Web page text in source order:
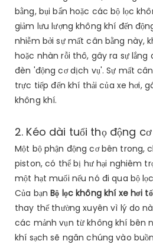
bằng, bụi bẩn hoặc các bộ lọc
giảm lưu lượng không khí đến
nhiễm bởi sự mất cân bằng này,
hoặc nhàn rỗi thô, gây ra sự lắng
đèn 'động cơ dịch vụ'. Sự mất
trực tiếp đến khí thải của xe hơi,
không khí.
2. Kéo dài tuổi thọ động cơ
Một bộ phận động cơ bên trong,
piston, có thể bị hư hại nghiêm
một hạt muối nếu nó đi qua bộ
Của bạnBộ lọc không khí xe hơi
thay thế thường xuyên vì lý do
các mảnh vụn từ không khí bên
khí sạch sẽ ngăn chúng vào